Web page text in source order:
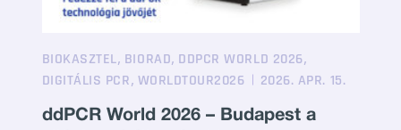
BIOKASZTEL, BIORAD, DDPCR WORLD 2026,
DIGITÁLIS PCR, WORLDTOUR2026 2026. APR. 15.
ddPCR World 2026 – Budapest a